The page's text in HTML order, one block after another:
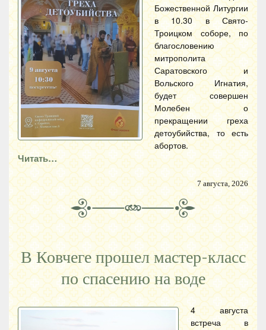
Божественной Литургии
в 10.30 в Свято-
Троицком соборе, по
благословению
митрополита
Саратовского и
Вольского Игнатия,
будет совершен
Молебен о
прекращении греха
детоубийства, то есть
абортов.
Читать…
7 августа, 2026
В Ковчеге прошел мастер-класс
по спасению на воде
4 августа
встреча в